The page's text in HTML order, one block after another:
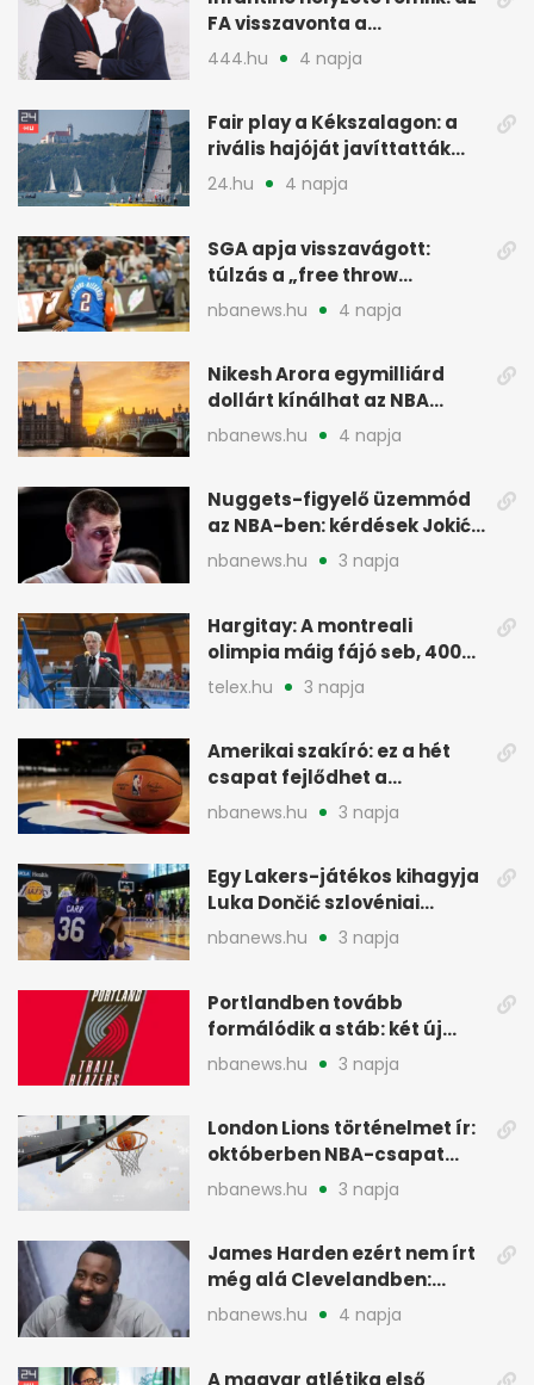
FA visszavonta a
támogatását, jöhet a
444.hu 4 napja
Fair play a Kékszalagon: a
rivális hajóját javíttatták
meg
24.hu 4 napja
SGA apja visszavágott:
túlzás a „free throw
merchant” címke?
nbanews.hu 4 napja
Nikesh Arora egymilliárd
dollárt kínálhat az NBA
Europe londoni csapatáért
nbanews.hu 4 napja
Nuggets-figyelő üzemmód
az NBA-ben: kérdések Jokić
jövőjéről
nbanews.hu 3 napja
Hargitay: A montreali
olimpia máig fájó seb, 400
vegyesen 4. lett
telex.hu 3 napja
Amerikai szakíró: ez a hét
csapat fejlődhet a
legtöbbet az NBA-ben
nbanews.hu 3 napja
Egy Lakers-játékos kihagyja
Luka Dončić szlovéniai
minicampjét
nbanews.hu 3 napja
Portlandben tovább
formálódik a stáb: két új
szakember a Blazersnél
nbanews.hu 3 napja
London Lions történelmet ír:
októberben NBA-csapat
ellen lép pályára
nbanews.hu 3 napja
James Harden ezért nem írt
még alá Clevelandben:
pénzügyi okok
nbanews.hu 4 napja
A magyar atlétika első